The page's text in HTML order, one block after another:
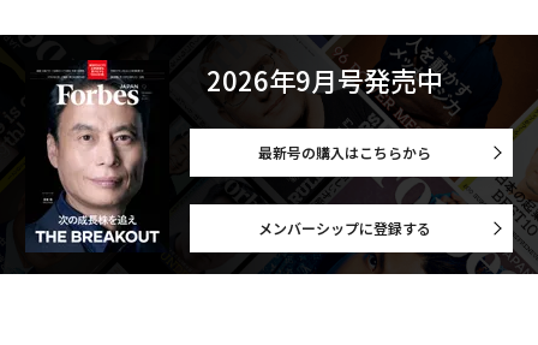
2026年9月号発売中
最新号の購入はこちらから
メンバーシップに登録する